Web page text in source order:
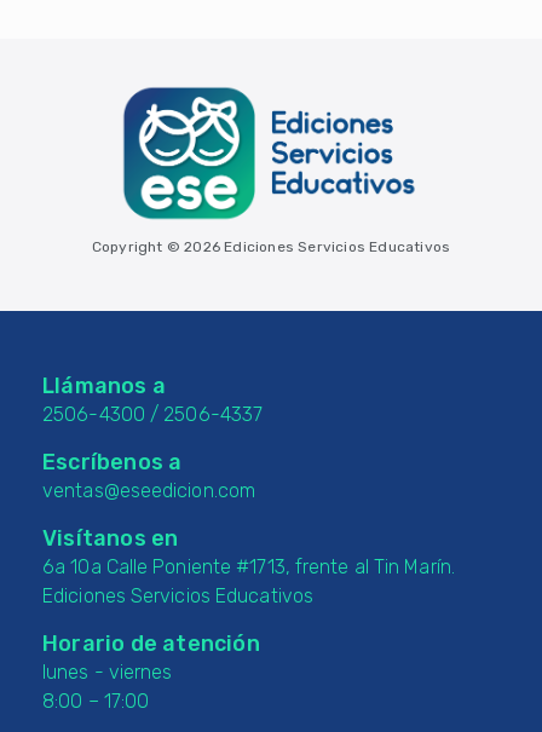
Copyright © 2026 Ediciones Servicios Educativos
Llámanos a
2506-4300 / 2506-4337
Escríbenos a
ventas@eseedicion.com
Visítanos en
6a 10a Calle Poniente #1713, frente al Tin Marín.
Ediciones Servicios Educativos
Horario de atención
lunes - viernes
8:00 – 17:00